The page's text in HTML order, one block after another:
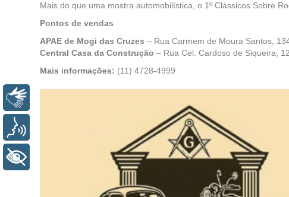
Mais do que uma mostra automobilística, o 1º Clássicos Sobre
Pontos de vendas
APAE de Mogi das Cruzes – Rua Carmem de Moura Santos,
Central Casa da Construção – Rua Cel. Cardoso de Siqueira,
Mais informações: (11) 4728-4999